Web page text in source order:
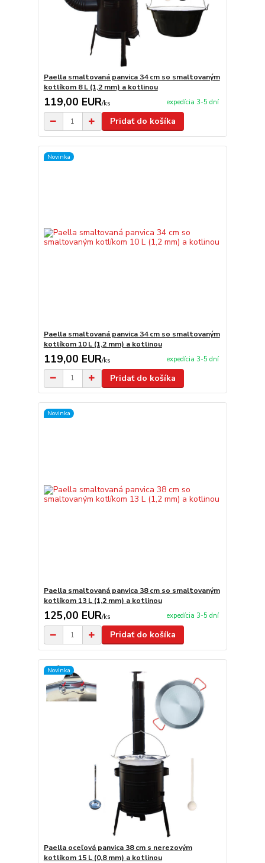
Paella smaltovaná panvica 34 cm so smaltovaným
kotlíkom 8 L (1,2 mm) a kotlinou
119,00 EUR/ks expedícia 3-5 dní
Pridať do košíka
Novinka
Paella smaltovaná panvica 34 cm so smaltovaným
kotlíkom 10 L (1,2 mm) a kotlinou
119,00 EUR/ks expedícia 3-5 dní
Pridať do košíka
Novinka
Paella smaltovaná panvica 38 cm so smaltovaným
kotlíkom 13 L (1,2 mm) a kotlinou
125,00 EUR/ks expedícia 3-5 dní
Pridať do košíka
Novinka
Paella oceľová panvica 38 cm s nerezovým
kotlíkom 15 L (0,8 mm) a kotlinou